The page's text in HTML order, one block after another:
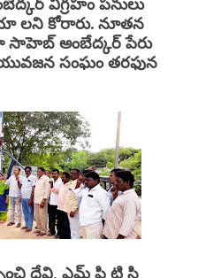
విగ్రహం పనులు
లని కోరారు. నూతన
సాహెబ్ అంబేద్కర్ పేరు
సంఘం తరఫున
దేవి, ఎమ్ పి టి సి